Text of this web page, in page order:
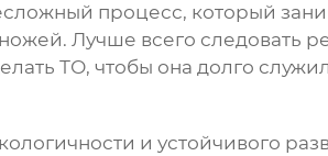
процесс, который
Лучше всего следовать
ТО, чтобы она долго
и устойчивого